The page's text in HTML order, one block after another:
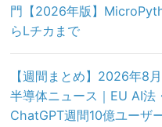
門【2026年版】
らLチカまで
【週間まとめ】2026年8
半導体ニュース｜EU AI法
ChatGPT週間10億ユーザ